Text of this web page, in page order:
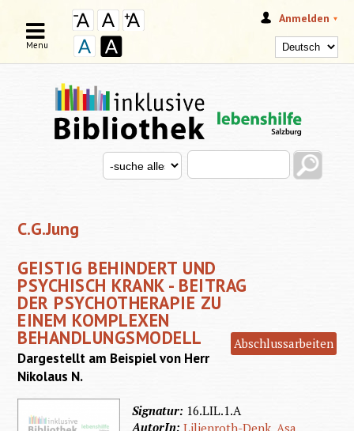
Anmelden
SUCHFORMULAR
Search this site
Search for
Menu
C.G.Jung
GEISTIG BEHINDERT UND
PSYCHISCH KRANK - BEITRAG
DER PSYCHOTHERAPIE ZU
EINEM KOMPLEXEN
BEHANDLUNGSMODELL Abschlussarbeiten
Dargestellt am Beispiel von Herr
Nikolaus N.
Signatur: 16.LIL.1.A
AutorIn: